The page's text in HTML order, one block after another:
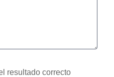
resultado correcto